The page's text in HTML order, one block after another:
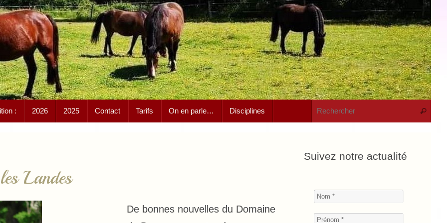
: 2026 2025 Contact Tarifs On en parle… Disciplines
Landes
De bonnes nouvelles du Domaine
Suivez notre actualité